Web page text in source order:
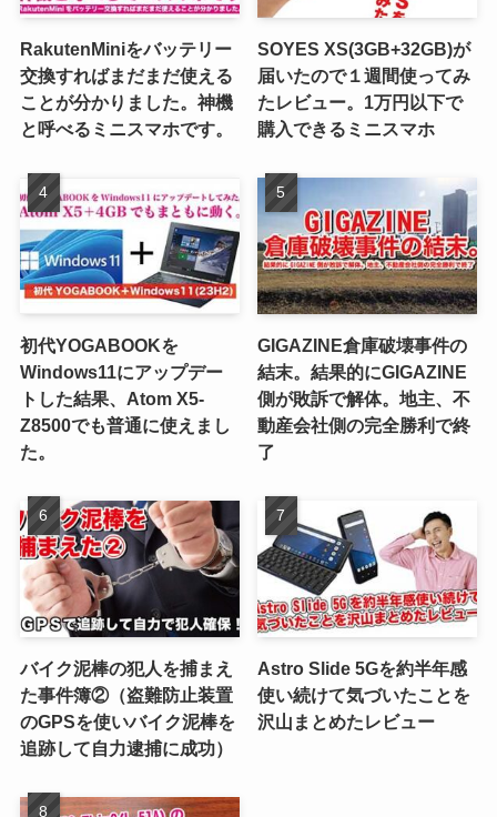
RakutenMiniをバッテリー
交換すればまだまだ使える
ことが分かりました。神機
と呼べるミニスマホです。
SOYES XS(3GB+32GB)が
届いたので１週間使ってみ
たレビュー。1万円以下で
購入できるミニスマホ
初代YOGABOOKを
Windows11にアップデー
トした結果、Atom X5-
Z8500でも普通に使えまし
た。
GIGAZINE倉庫破壊事件の
結末。結果的にGIGAZINE
側が敗訴で解体。地主、不
動産会社側の完全勝利で終
了
バイク泥棒の犯人を捕まえ
た事件簿②（盗難防止装置
のGPSを使いバイク泥棒を
追跡して自力逮捕に成功）
Astro Slide 5Gを約半年感
使い続けて気づいたことを
沢山まとめたレビュー